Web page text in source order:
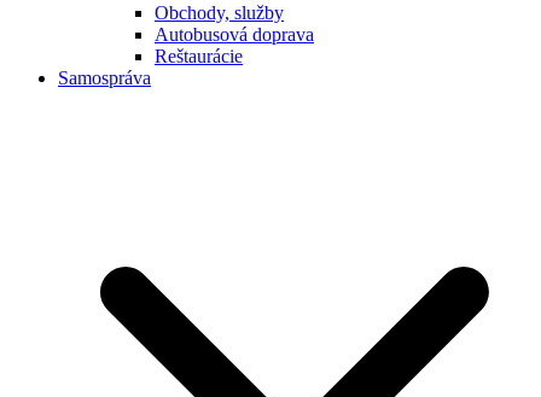
Obchody, služby
Autobusová doprava
Reštaurácie
Samospráva